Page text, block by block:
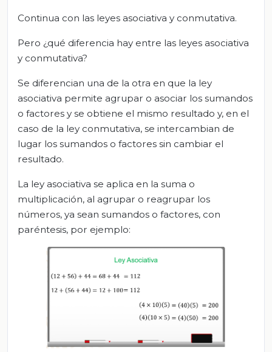
Continua con las leyes asociativa y conmutativa.
Pero ¿qué diferencia hay entre las leyes asociativa
y conmutativa?
Se diferencian una de la otra en que la ley
asociativa permite agrupar o asociar los sumandos
o factores y se obtiene el mismo resultado y, en el
caso de la ley conmutativa, se intercambian de
lugar los sumandos o factores sin cambiar el
resultado.
La ley asociativa se aplica en la suma o
multiplicación, al agrupar o reagrupar los
números, ya sean sumandos o factores, con
paréntesis, por ejemplo: